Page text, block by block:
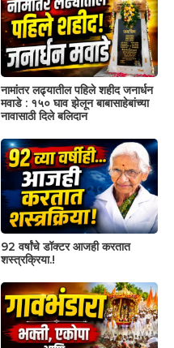
नामांतर लढ्यातील पहिले शहीद जनार्धन
मवाडे : १५० घाव झेलून बाबासाहेबांच्या
नावासाठी दिले बलिदान
92 वर्षांचे डॉक्टर आजही करतात
शस्त्रक्रिया.!